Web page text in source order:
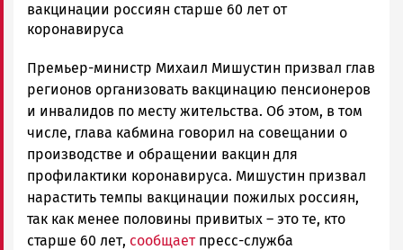
Новости
Петрозаводска
Карелии
|
Петрозаводск
ГОВОРИТ
вакцинации россиян старше 60 лет от
коронавируса
Премьер-министр Михаил Мишустин призвал глав
регионов организовать вакцинацию пенсионеров
и инвалидов по месту жительства. Об этом, в том
числе, глава кабмина говорил на совещании о
производстве и обращении вакцин для
профилактики коронавируса. Мишустин призвал
нарастить темпы вакцинации пожилых россиян,
так как менее половины привитых – это те, кто
старше 60 лет, сообщаетпресс-служба